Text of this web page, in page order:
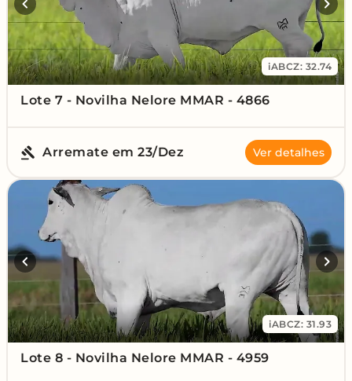
iABCZ: 32.74
Lote 7 - Novilha Nelore MMAR - 4866
Arremate em 23/Dez Ver detalhes
iABCZ: 31.93
Lote 8 - Novilha Nelore MMAR - 4959